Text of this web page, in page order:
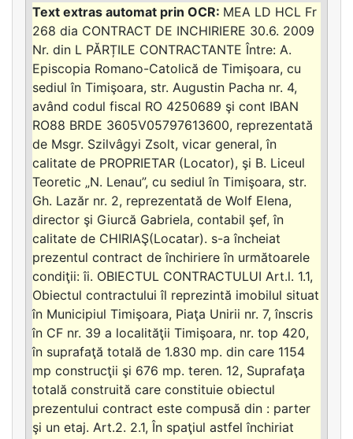
MEA LD HCL Fr
268 dia CONTRACT DE INCHIRIERE 30.6. 2009
Nr. din L PĂRȚILE CONTRACTANTE Între: A.
Episcopia Romano-Catolică de Timişoara, cu
sediul în Timişoara, str. Augustin Pacha nr. 4,
având codul fiscal RO 4250689 şi cont IBAN
RO88 BRDE 3605V05797613600, reprezentată
de Msgr. Szilvâgyi Zsolt, vicar general, în
calitate de PROPRIETAR (Locator), şi B. Liceul
Teoretic „N. Lenau”, cu sediul în Timişoara, str.
Gh. Lazăr nr. 2, reprezentată de Wolf Elena,
director şi Giurcă Gabriela, contabil şef, în
calitate de CHIRIAŞ(Locatar). s-a încheiat
prezentul contract de închiriere în următoarele
condiţii: îi. OBIECTUL CONTRACTULUI Art.l. 1.1,
Obiectul contractului îl reprezintă imobilul situat
în Municipiul Timişoara, Piaţa Unirii nr. 7, înscris
în CF nr. 39 a localităţii Timişoara, nr. top 420,
în suprafaţă totală de 1.830 mp. din care 1154
mp construcţii şi 676 mp. teren. 12, Suprafaţa
totală construită care constituie obiectul
prezentului contract este compusă din : parter
şi un etaj. Art.2. 2.1, În spaţiul astfel închiriat